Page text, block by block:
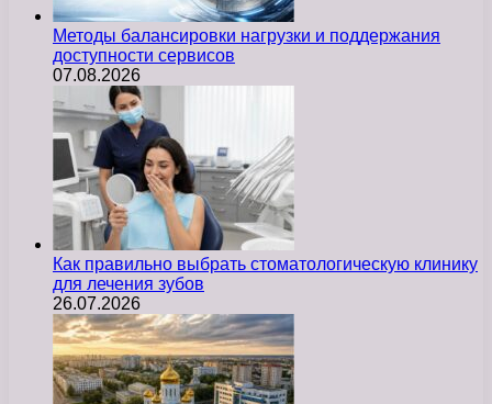
Методы балансировки нагрузки и поддержания
доступности сервисов
07.08.2026
Как правильно выбрать стоматологическую клинику
для лечения зубов
26.07.2026